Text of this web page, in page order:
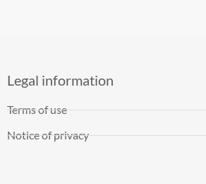
Legal information
Terms of use
Notice of privacy